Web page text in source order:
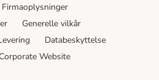
Firmaoplysninger
Generelle vilkår
Databeskyttelse
Corporate Website